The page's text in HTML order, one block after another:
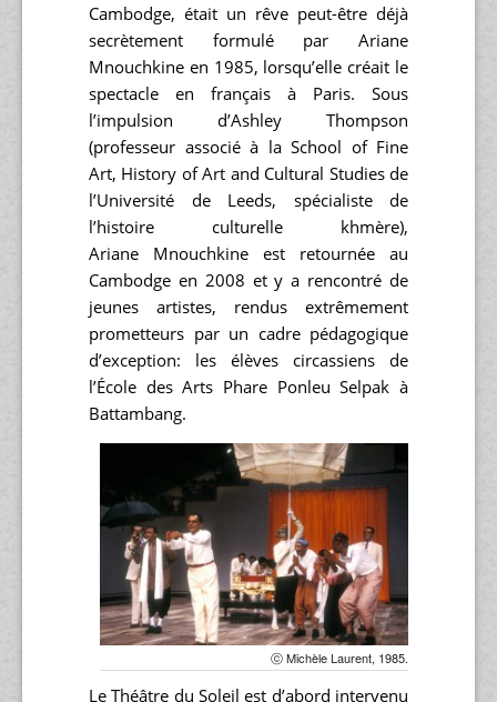
Cambodge, était un rêve peut-être déjà
secrètement formulé par Ariane
Mnouchkine en 1985, lorsqu’elle créait le
spectacle en français à Paris. Sous
l’impulsion d’Ashley Thompson
(professeur associé à la School of Fine
Art, History of Art and Cultural Studies de
l’Université de Leeds, spécialiste de
l’histoire culturelle khmère),
Ariane Mnouchkine est retournée au
Cambodge en 2008 et y a rencontré de
jeunes artistes, rendus extrêmement
prometteurs par un cadre pédagogique
d’exception: les élèves circassiens de
l’École des Arts Phare Ponleu Selpak à
Battambang.
ⓒ Michèle Laurent, 1985.
Le Théâtre du Soleil est d’abord intervenu